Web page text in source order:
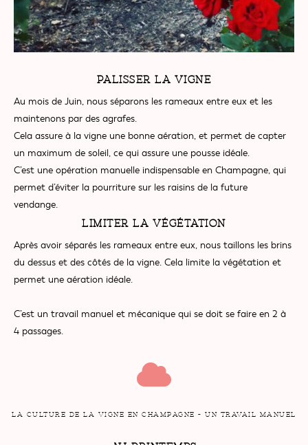
PALISSER LA VIGNE
Au mois de Juin, nous séparons les rameaux entre eux et les
maintenons par des agrafes.
Cela assure à la vigne une bonne aération, et permet de capter
un maximum de soleil, ce qui assure une pousse idéale.
C’est une opération manuelle indispensable en Champagne, qui
permet d’éviter la pourriture sur les raisins de la future
vendange.
LIMITER LA VÉGÉTATION
Après avoir séparés les rameaux entre eux, nous taillons les brins
du dessus et des côtés de la vigne. Cela limite la végétation et
permet une aération idéale.
C’est un travail manuel et mécanique qui se doit se faire en 2 à
4 passages.
LA CULTURE DE LA VIGNE EN CHAMPAGNE - UN TRAVAIL MANUEL